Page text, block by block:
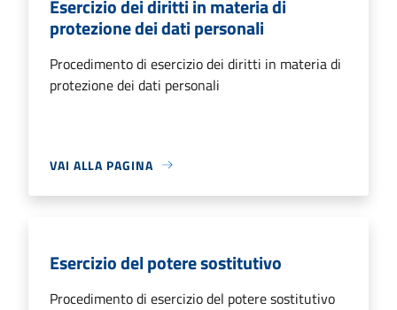
Esercizio dei diritti in materia di
protezione dei dati personali
Procedimento di esercizio dei diritti in materia di
protezione dei dati personali
VAI ALLA PAGINA
Esercizio del potere sostitutivo
Procedimento di esercizio del potere sostitutivo